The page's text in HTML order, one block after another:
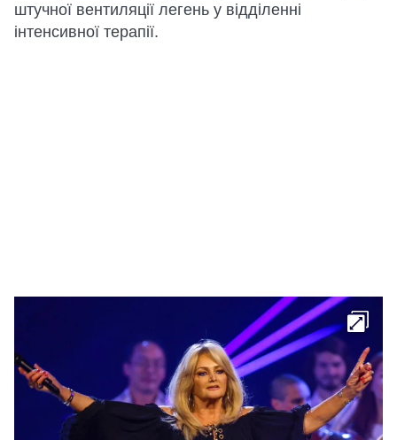
штучної вентиляції легень у відділенні
інтенсивної терапії.